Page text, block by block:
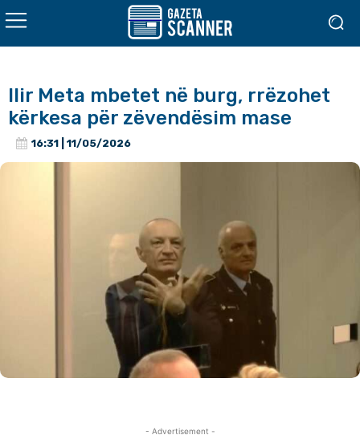
Ilir Meta mbetet në burg, rrëzohet
kërkesa për zëvendësim mase
16:31 | 11/05/2026
- Advertisement -